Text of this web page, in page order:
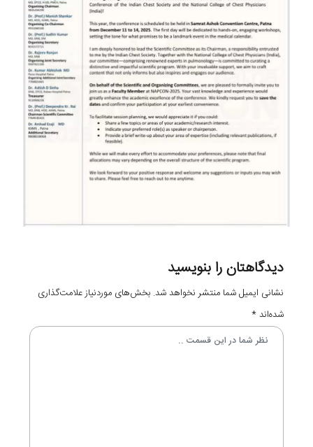
دیدگاهتان را بنویسید
نشانی ایمیل شما منتشر نخواهد شد. بخش‌های موردنیاز علامت‌گذاری
شده‌اند*